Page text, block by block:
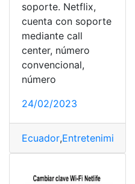
soporte. Netflix,
cuenta con soporte
mediante call
center, número
convencional,
número
24/02/2023
Ecuador,Entretenimiento